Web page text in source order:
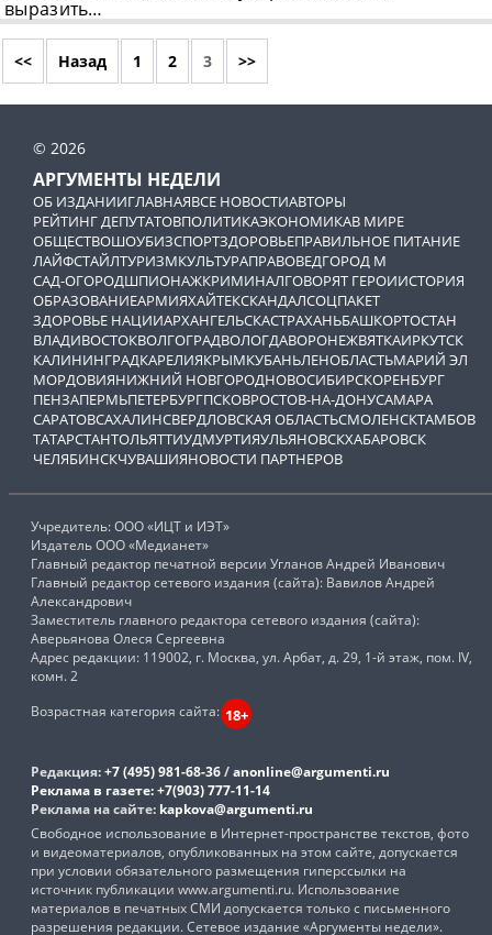
выразить…
<< Назад 1 2 3 >>
© 2026
АРГУМЕНТЫ НЕДЕЛИ
ОБ ИЗДАНИИГЛАВНАЯВСЕ НОВОСТИАВТОРЫ
РЕЙТИНГ ДЕПУТАТОВПОЛИТИКАЭКОНОМИКАВ МИРЕ
ОБЩЕСТВОШОУБИЗСПОРТЗДОРОВЬЕПРАВИЛЬНОЕ ПИТАНИЕ
ЛАЙФСТАЙЛТУРИЗМКУЛЬТУРАПРАВОВЕДГОРОД М
САД-ОГОРОДШПИОНАЖКРИМИНАЛГОВОРЯТ ГЕРОИИСТОРИЯ
ОБРАЗОВАНИЕАРМИЯХАЙТЕКСКАНДАЛСОЦПАКЕТ
ЗДОРОВЬЕ НАЦИИАРХАНГЕЛЬСКАСТРАХАНЬБАШКОРТОСТАН
ВЛАДИВОСТОКВОЛГОГРАДВОЛОГДАВОРОНЕЖВЯТКАИРКУТСК
КАЛИНИНГРАДКАРЕЛИЯКРЫМКУБАНЬЛЕНОБЛАСТЬМАРИЙ ЭЛ
МОРДОВИЯНИЖНИЙ НОВГОРОДНОВОСИБИРСКОРЕНБУРГ
ПЕНЗАПЕРМЬПЕТЕРБУРГПСКОВРОСТОВ-НА-ДОНУСАМАРА
САРАТОВСАХАЛИНСВЕРДЛОВСКАЯ ОБЛАСТЬСМОЛЕНСКТАМБОВ
ТАТАРСТАНТОЛЬЯТТИУДМУРТИЯУЛЬЯНОВСКХАБАРОВСК
ЧЕЛЯБИНСКЧУВАШИЯНОВОСТИ ПАРТНЕРОВ
Учредитель: ООО «ИЦТ и ИЭТ»
Издатель ООО «Медианет»
Главный редактор печатной версии Угланов Андрей Иванович
Главный редактор сетевого издания (сайта): Вавилов Андрей
Александрович
Заместитель главного редактора сетевого издания (сайта):
Аверьянова Олеся Сергеевна
Адрес редакции: 119002, г. Москва, ул. Арбат, д. 29, 1-й этаж, пом. IV,
комн. 2
Возрастная категория сайта: 18+
Редакция:+7 (495) 981-68-36/anonline@argumenti.ru
Реклама в газете:+7(903) 777-11-14
Реклама на сайте: kapkova@argumenti.ru
Свободное использование в Интернет-пространстве текстов, фото
и видеоматериалов, опубликованных на этом сайте, допускается
при условии обязательного размещения гиперссылки на
источник публикации www.argumenti.ru. Использование
материалов в печатных СМИ допускается только с письменного
разрешения редакции. Сетевое издание «Аргументы недели».